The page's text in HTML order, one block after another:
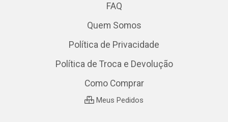
FAQ
Quem Somos
Política de Privacidade
Política de Troca e Devolução
Como Comprar
Meus Pedidos